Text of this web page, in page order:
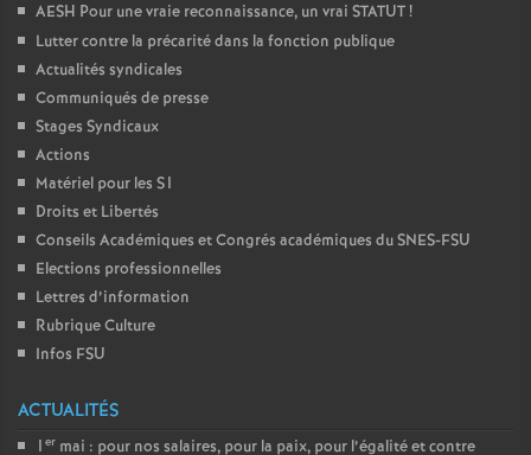
AESH Pour une vraie reconnaissance, un vrai STATUT!
Lutter contre la précarité dans la fonction publique
Actualités syndicales
Communiqués de presse
Stages Syndicaux
Actions
Matériel pour les S1
Droits et Libertés
Conseils Académiques et Congrés académiques du SNES-FSU
Elections professionnelles
Lettres d’information
Rubrique Culture
Infos FSU
ACTUALITÉS
1 er mai : pour nos salaires, pour la paix, pour l’égalité et contre